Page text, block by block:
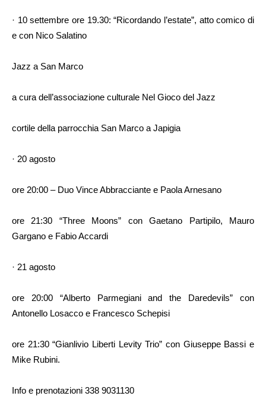
· 10 settembre ore 19.30: “Ricordando l’estate”, atto comico di
e con Nico Salatino
Jazz a San Marco
a cura dell’associazione culturale Nel Gioco del Jazz
cortile della parrocchia San Marco a Japigia
· 20 agosto
ore 20:00 – Duo Vince Abbracciante e Paola Arnesano
ore 21:30 “Three Moons” con Gaetano Partipilo, Mauro
Gargano e Fabio Accardi
· 21 agosto
ore 20:00 “Alberto Parmegiani and the Daredevils” con
Antonello Losacco e Francesco Schepisi
ore 21:30 “Gianlivio Liberti Levity Trio” con Giuseppe Bassi e
Mike Rubini.
Info e prenotazioni 338 9031130